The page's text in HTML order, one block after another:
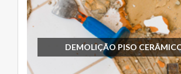
DEMOLIÇÃO PISO